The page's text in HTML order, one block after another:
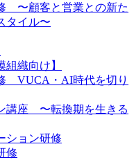
〜顧客と営業との新た
タイル〜
織向け】
VUCA・AI時代を切り
講座 〜転換期を生きる
ション研修
修